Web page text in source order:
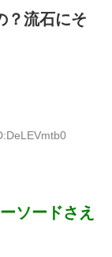
？流石にそ
ソードさえ